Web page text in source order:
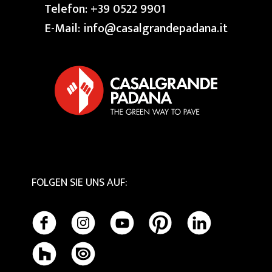
Granit
Terrazzo
den aussenbereich
Bios Ceramics
Tactile
Pflege und Reinigung
Unsere Creative Centre
RESERVIERTER BEREICH
Cookie Policy
Telefon:+39 0522 9901
E-Mail: info@casalgrandepadana.it
FOLGEN SIE UNS AUF: